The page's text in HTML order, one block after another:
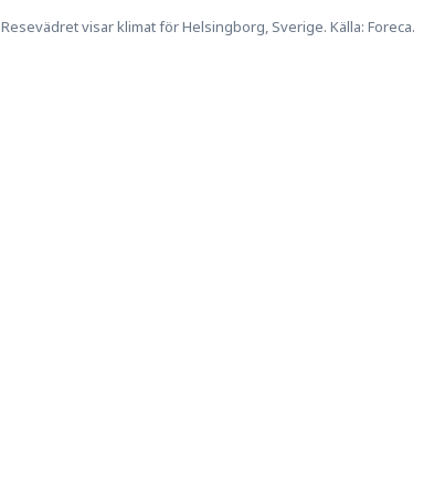
Resevädret visar klimat för Helsingborg, Sverige. Källa: Foreca.